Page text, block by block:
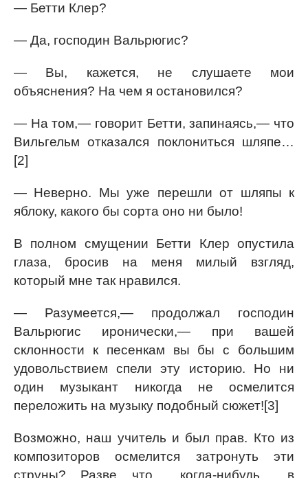
— Бетти Клер?
— Да, господин Вальрюгис?
— Вы, кажется, не слушаете мои
объяснения? На чем я остановился?
— На том,— говорит Бетти, запинаясь,— что
Вильгельм отказался поклониться шляпе…
[2]
— Неверно. Мы уже перешли от шляпы к
яблоку, какого бы сорта оно ни было!
В полном смущении Бетти Клер опустила
глаза, бросив на меня милый взгляд,
который мне так нравился.
— Разумеется,— продолжал господин
Вальрюгис иронически,— при вашей
склонности к песенкам вы бы с большим
удовольствием спели эту историю. Но ни
один музыкант никогда не осмелится
переложить на музыку подобный сюжет![3]
Возможно, наш учитель и был прав. Кто из
композиторов осмелится затронуть эти
струны? Разве что… когда-нибудь… в